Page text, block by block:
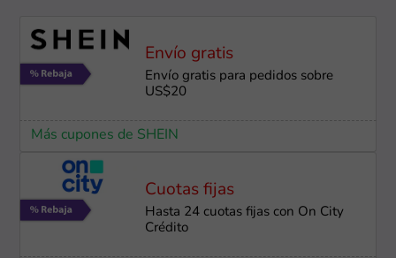
Envío gratis
Envío gratis para pedidos sobre
US$20
Más cupones de SHEIN
Cuotas fijas
Hasta 24 cuotas fijas con On City
Crédito